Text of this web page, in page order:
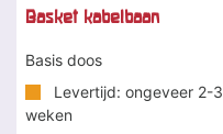
Basket kabelbaan
Basis doos
Levertijd: ongeveer 2-3
weken